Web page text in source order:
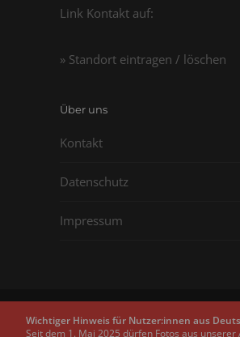
Link Kontakt auf:
» Standort eintragen / löschen
Über uns
Kontakt
Datenschutz
Impressum
Copyright © 2011 - 2026
Wichtiger Hinweis für Nutzer:innen aus
Seit dem 1. Mai 2025 dürfen Fotos aus